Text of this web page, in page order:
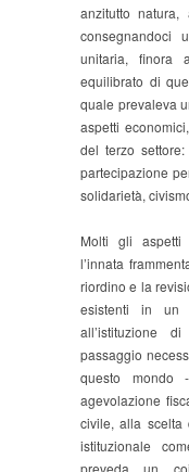
anzitutto
consegnandoci
unitaria, finora
equilibrato di
quale prevaleva
aspetti
del terzo
partecipazione
solidarietà,
Molti gli aspetti
l’innata
riordino e la
esistenti in un
all’istituzione
passaggio
questo mondo
agevolazione
civile, alla scelta
istituzionale